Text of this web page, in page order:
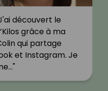
découvert le
grâce à ma
qui partage
et Instagram. Je